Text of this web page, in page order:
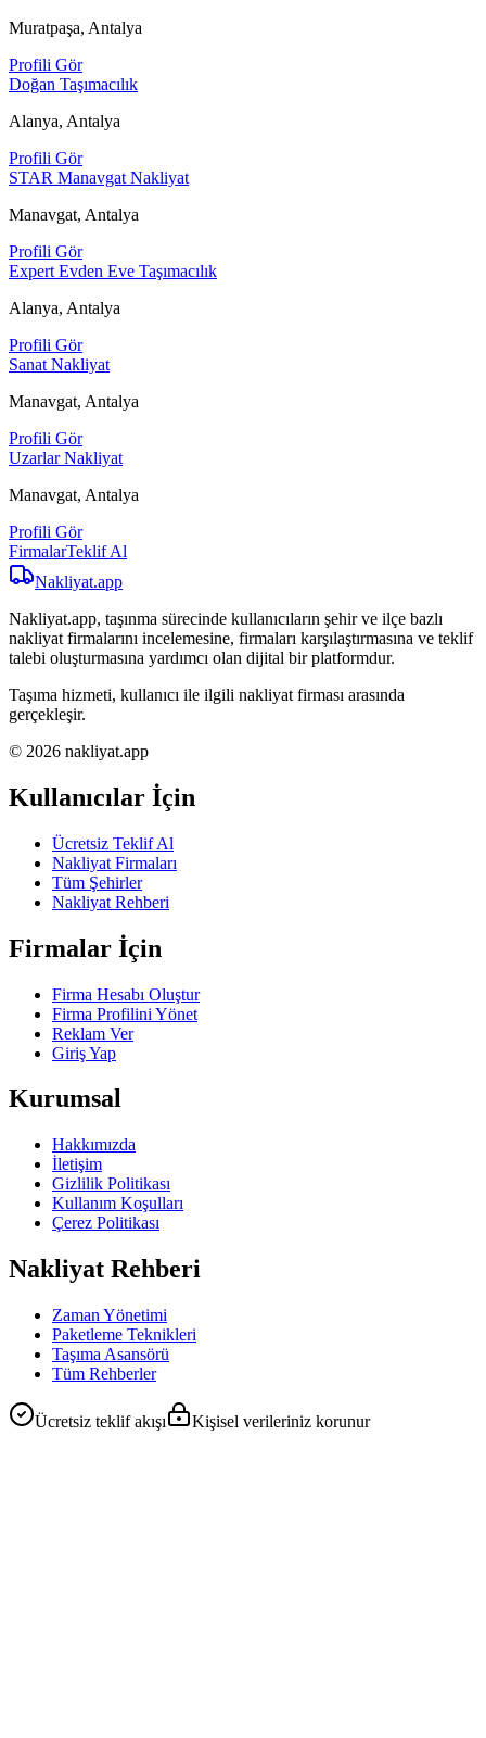
Muratpaşa, Antalya
Profili Gör
Doğan Taşımacılık
Alanya, Antalya
Profili Gör
STAR Manavgat Nakliyat
Manavgat, Antalya
Profili Gör
Expert Evden Eve Taşımacılık
Alanya, Antalya
Profili Gör
Sanat Nakliyat
Manavgat, Antalya
Profili Gör
Uzarlar Nakliyat
Manavgat, Antalya
Profili Gör
FirmalarTeklif Al
Nakliyat.app
Nakliyat.app, taşınma sürecinde kullanıcıların şehir ve ilçe bazlı
nakliyat firmalarını incelemesine, firmaları karşılaştırmasına ve teklif
talebi oluşturmasına yardımcı olan dijital bir platformdur.
Taşıma hizmeti, kullanıcı ile ilgili nakliyat firması arasında
gerçekleşir.
© 2026 nakliyat.app
Kullanıcılar İçin
Ücretsiz Teklif Al
Nakliyat Firmaları
Tüm Şehirler
Nakliyat Rehberi
Firmalar İçin
Firma Hesabı Oluştur
Firma Profilini Yönet
Reklam Ver
Giriş Yap
Kurumsal
Hakkımızda
İletişim
Gizlilik Politikası
Kullanım Koşulları
Çerez Politikası
Nakliyat Rehberi
Zaman Yönetimi
Paketleme Teknikleri
Taşıma Asansörü
Tüm Rehberler
Ücretsiz teklif akışı Kişisel verileriniz korunur